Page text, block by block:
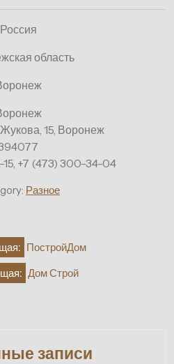
Россия
область
15, Воронеж
+7 (473) 300-34-04
Разное
ПостройДом
Дом Строй
записи